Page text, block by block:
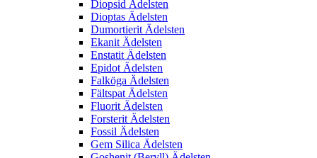
Diopsid Ädelsten
Dioptas Ädelsten
Dumortierit Ädelsten
Ekanit Ädelsten
Enstatit Ädelsten
Epidot Ädelsten
Falköga Ädelsten
Fältspat Ädelsten
Fluorit Ädelsten
Forsterit Ädelsten
Fossil Ädelsten
Gem Silica Ädelsten